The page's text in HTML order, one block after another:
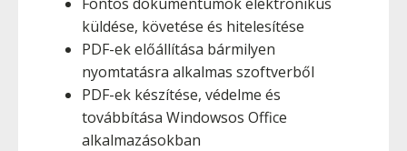
küldése, követése és hitelesítése
PDF-ek előállítása bármilyen
nyomtatásra alkalmas szoftverből
PDF-ek készítése, védelme és
továbbítása Windowsos Office
alkalmazásokban